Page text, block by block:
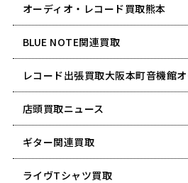
オーディオ・レコード買取熊本
BLUE NOTE関連買取
レコード出張買取大阪本町音機館
店頭買取ニュース
ギター関連買取
ライヴTシャツ買取